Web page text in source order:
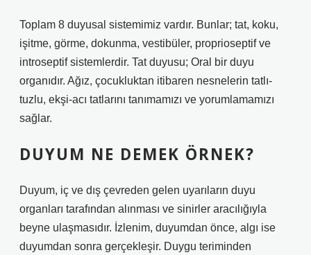
Toplam 8 duyusal sistemimiz vardır. Bunlar; tat, koku,
işitme, görme, dokunma, vestibüler, proprioseptif ve
introseptif sistemlerdir. Tat duyusu; Oral bir duyu
organıdır. Ağız, çocukluktan itibaren nesnelerin tatlı-
tuzlu, ekşi-acı tatlarını tanımamızı ve yorumlamamızı
sağlar.
DUYUM NE DEMEK ÖRNEK?
Duyum, iç ve dış çevreden gelen uyarıların duyu
organları tarafından alınması ve sinirler aracılığıyla
beyne ulaşmasıdır. İzlenim, duyumdan önce, algı ise
duyumdan sonra gerçekleşir. Duygu teriminden